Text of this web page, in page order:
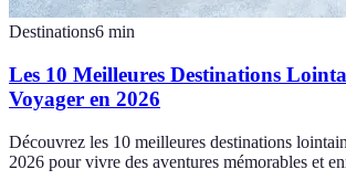
Destinations6 min
Les 10 Meilleures Destinations
Voyager en 2026
Découvrez les 10 meilleures destinations
2026 pour vivre des aventures mémorables et